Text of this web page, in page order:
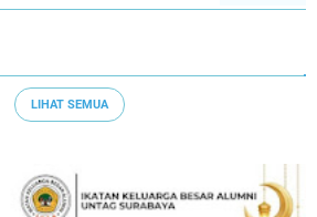
LIHAT SEMUA